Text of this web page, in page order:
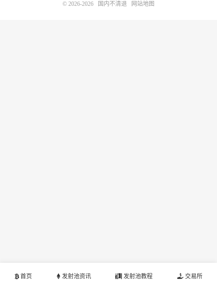
首页 发射池资讯 发射池教程 交易所
© 2026-2026 国内不清退 网站地图